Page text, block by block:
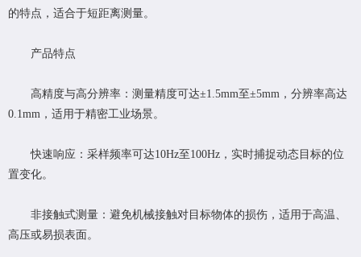
的特点，适合于短距离测量。
产品特点
高精度与高分辨率：测量精度可达±1.5mm至±5mm，分辨率高达
0.1mm，适用于精密工业场景。
快速响应：采样频率可达10Hz至100Hz，实时捕捉动态目标的位
置变化。
非接触式测量：避免机械接触对目标物体的损伤，适用于高温、
高压或易损表面。